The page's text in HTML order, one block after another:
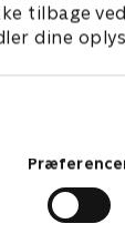
tilbage
dine